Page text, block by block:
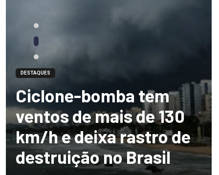
DESTAQUES
Ciclone-bomba tem
ventos de mais de 130
km/h e deixa rastro de
destruição no Brasil